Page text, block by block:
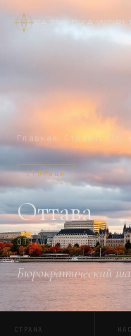
RAZVEDKA·
Главная Страны 🇨🇦
СТОЛИЦА
Оттава
OTTAWA
Бюрократический
СТРАНА